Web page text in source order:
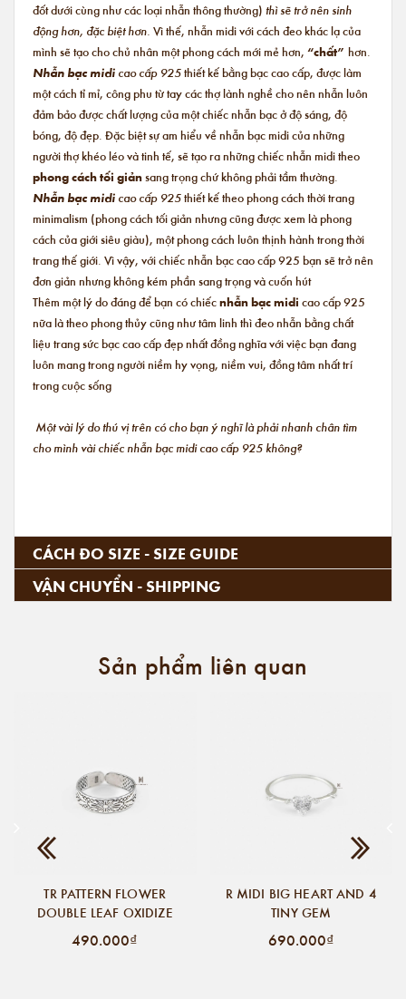
đốt dưới cùng như các loại nhẫn thông thường) thì sẽ trở nên sinh
động hơn, đặc biệt hơn. Vì thế, nhẫn midi với cách đeo khác lạ của
mình sẽ tạo cho chủ nhân một phong cách mới mẻ hơn, “chất” hơn.
Nhẫn bạc midi cao cấp 925thiết kế bằng bạc cao cấp, được làm
một cách tỉ mỉ, công phu từ tay các thợ lành nghề cho nên nhẫn luôn
đảm bảo được chất lượng của một chiếc nhẫn bạc ở độ sáng, độ
bóng, độ đẹp. Đặc biệt sự am hiểu về nhẫn bạc midi của những
người thợ khéo léo và tinh tế, sẽ tạo ra những chiếc nhẫn midi theo
phong cách tối giảnsang trọng chứ không phải tầm thường.
Nhẫn bạc midi cao cấp 925thiết kế theo phong cách thời trang
minimalism (phong cách tối giản nhưng cũng được xem là phong
cách của giới siêu giàu), một phong cách luôn thịnh hành trong thời
trang thế giới. Vì vậy, với chiếc nhẫn bạc cao cấp 925 bạn sẽ trở nên
đơn giản nhưng không kém phần sang trọng và cuốn hút
Thêm một lý do đáng để bạn có chiếcnhẫn bạc midi cao cấp 925
nữa là theo phong thủy cũng như tâm linh thì đeo nhẫn bằng chất
liệu trang sức bạc cao cấp đẹp nhất đồng nghĩa với việc bạn đang
luôn mang trong người niềm hy vọng, niềm vui, đồng tâm nhất trí
trong cuộc sống
Một vài lý do thú vị trên có cho bạn ý nghĩ là phải nhanh chân tìm
cho mình vài chiếc nhẫn bạc midi cao cấp 925 không?
CÁCH ĐO SIZE - SIZE GUIDE
VẬN CHUYỂN - SHIPPING
Sản phẩm liên quan
TR PATTERN FLOWER
DOUBLE LEAF OXIDIZE
490.000₫
R MIDI BIG HEART AND 4
TINY GEM
690.000₫